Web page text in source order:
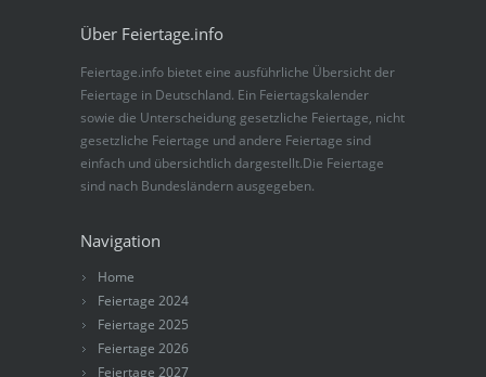
Über Feiertage.info
Feiertage.info bietet eine ausführliche Übersicht der
Feiertage in Deutschland. Ein Feiertagskalender
sowie die Unterscheidung gesetzliche Feiertage, nicht
gesetzliche Feiertage und andere Feiertage sind
einfach und übersichtlich dargestellt.Die Feiertage
sind nach Bundesländern ausgegeben.
Navigation
Home
Feiertage 2024
Feiertage 2025
Feiertage 2026
Feiertage 2027